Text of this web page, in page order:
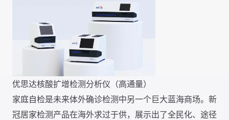
优思达核酸扩增检测分析仪（高通量）
家庭自检是未来体外确诊检测中另一个巨大蓝海商场。新
冠居家检测产品在海外求过于供，展示出了全民化、途径